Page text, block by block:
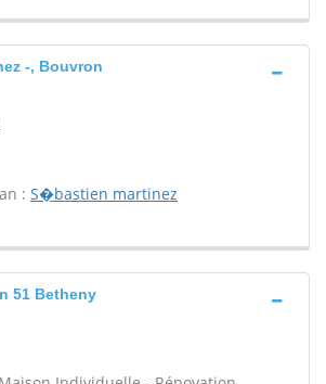
-, Bouvron
: S�bastien martinez
51 Betheny